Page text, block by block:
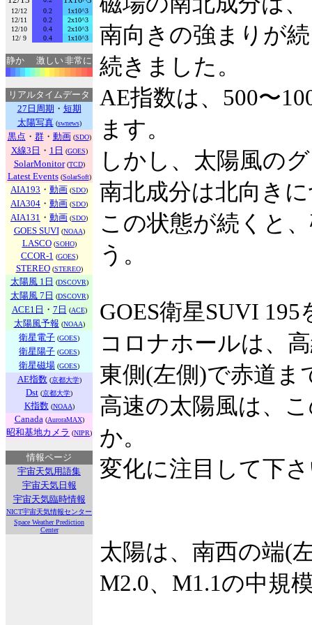
12/12 0.2
1x10^3
12/11
0.2
2x10^3
12/10
0.4
2x10^3
12/ 9
0.4 1x10^3
静か 激しい非常に
リアルタイムデータ
27日周期 ・ 短期
太陽写真(swnews)
黒点 ・ 群・ 動画 (SDO)
X線3日 ・ 1日 (GOES)
SolarMonitor(TCD)
Latest Events(SolarSoft)
AIA193 ・ 動画 (SDO)
AIA304 ・ 動画 (SDO)
AIA131 ・ 動画 (SDO)
GOES SUVI (NOAA)
LASCO(SOHO)
CCOR-1 (GOES)
STEREO(STEREO)
太陽風 1日 (DSCOVR)
太陽風 7日 (DSCOVR)
ACE1日 ・ 7日 (ACE)
太陽風予報 (NOAA)
衛星電子 (GOES)
衛星陽子 (GOES)
衛星磁場 (GOES)
AE指数(京都大学)
Dst (京都大学)
K指数(NOAA)
Canada (AuroraMAX)
昭和基地カメラ (NIPR)
情報ページ
宇宙天気用語集
宇宙天気日報
宇宙天気臨時情報
NICT宇宙天気情報センター
Space Weather Prediction
Center
南向きの強まりが
続きました。
AE指数は、500〜
ます。
しかし、太陽風の
南北成分は北向き
この状態が続くと
う。
GOES衛星SUVI
コロナホールは、
東側(左側)で赤道ま
高速の太陽風は、
か。
変化に注目して下
太陽は、南西の端(
M2.0、M1.1の中規